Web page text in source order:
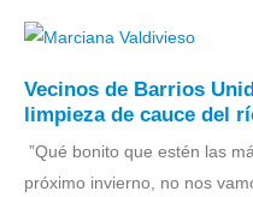
Vecinos de Barrios
limpieza de cauce del
‎”Qué bonito que estén las
próximo invierno, no nos